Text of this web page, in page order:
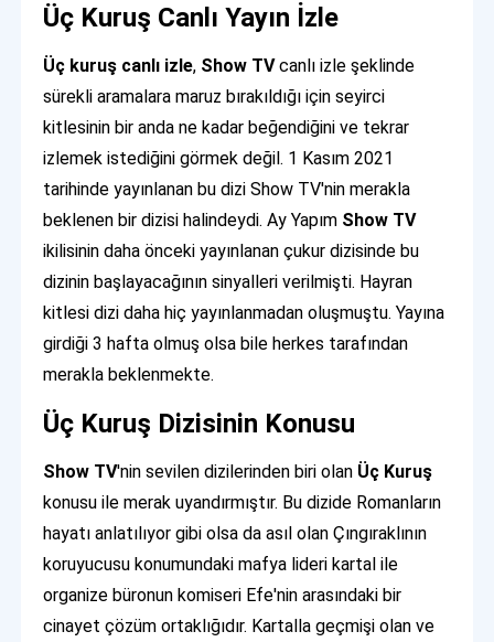
Üç Kuruş Canlı Yayın İzle
Üç kuruş canlı izle, Show TVcanlı izle şeklinde
sürekli aramalara maruz bırakıldığı için seyirci
kitlesinin bir anda ne kadar beğendiğini ve tekrar
izlemek istediğini görmek değil. 1 Kasım 2021
tarihinde yayınlanan bu dizi Show TV'nin merakla
beklenen bir dizisi halindeydi. Ay Yapım Show TV
ikilisinin daha önceki yayınlanan çukur dizisinde bu
dizinin başlayacağının sinyalleri verilmişti. Hayran
kitlesi dizi daha hiç yayınlanmadan oluşmuştu. Yayına
girdiği 3 hafta olmuş olsa bile herkes tarafından
merakla beklenmekte.
Üç Kuruş Dizisinin Konusu
Show TV'nin sevilen dizilerinden biri olan Üç Kuruş
konusu ile merak uyandırmıştır. Bu dizide Romanların
hayatı anlatılıyor gibi olsa da asıl olan Çıngıraklının
koruyucusu konumundaki mafya lideri kartal ile
organize büronun komiseri Efe'nin arasındaki bir
cinayet çözüm ortaklığıdır. Kartalla geçmişi olan ve